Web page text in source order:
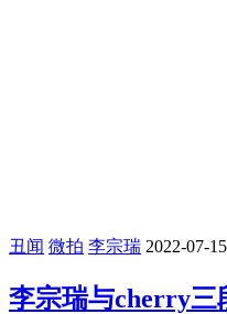
丑闻 微拍 李宗瑞 2022-07-15
李宗瑞与cherry三